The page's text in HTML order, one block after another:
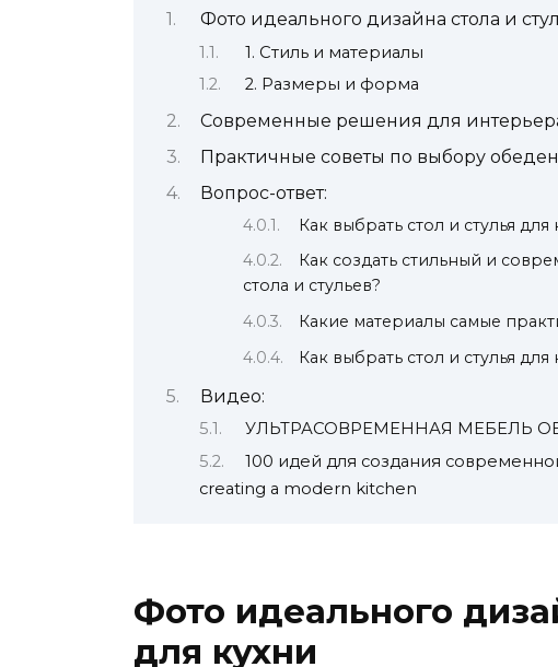
Фото идеального дизайна стола и
1. Стиль и материалы
2. Размеры и форма
Современные решения для
Практичные советы по выбору
Вопрос-ответ:
Как выбрать стол и стулья
Как создать стильный и
стола и стульев?
Какие материалы самые
Как выбрать стол и стулья
Видео:
УЛЬТРАСОВРЕМЕННАЯ МЕБЕЛЬ
100 идей для создания
creating a modern kitchen
Фото идеального
для кухни